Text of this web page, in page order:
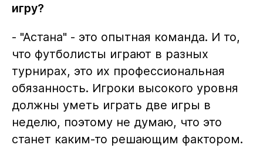
игру?
- "Астана" - это опытная команда. И то,
что футболисты играют в разных
турнирах, это их профессиональная
обязанность. Игроки высокого уровня
должны уметь играть две игры в
неделю, поэтому не думаю, что это
станет каким-то решающим фактором.